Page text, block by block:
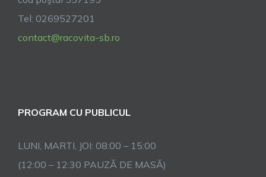
Tel: 0269527201
contact@racovita-sb.ro
PROGRAM CU PUBLICUL
LUNI, MARTI, JOI: 08:00 – 15:00
(12:00 – 12:30 PAUZĂ DE MASĂ)